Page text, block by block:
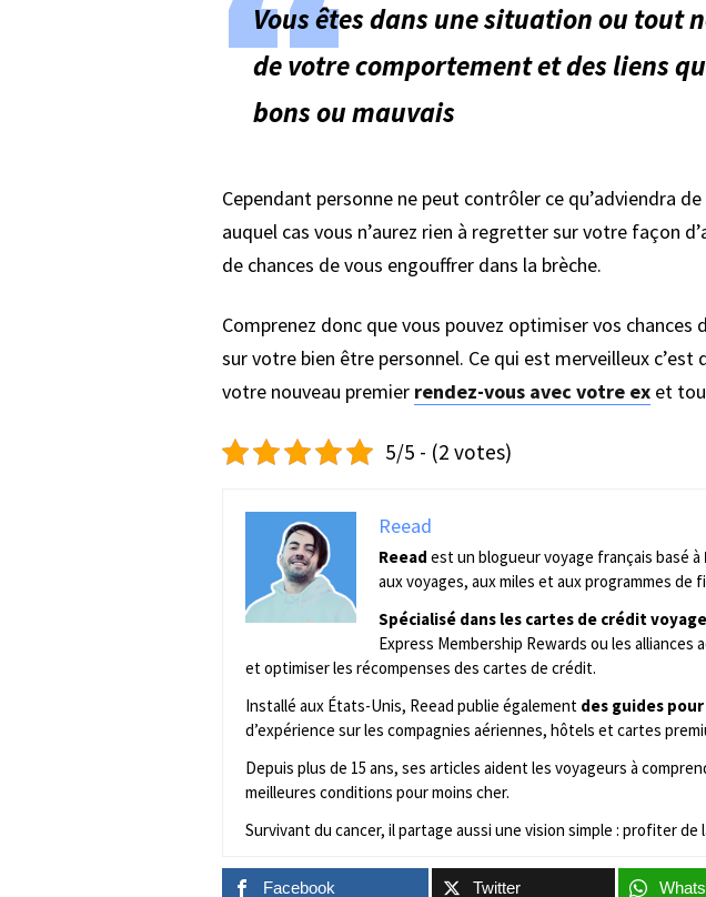
Vous êtes dans une situation ou tout
de votre comportement et des liens
bons ou mauvais
Cependant personne ne peut contrôler ce qu’adviendra
auquel cas vous n’aurez rien à regretter sur votre façon
de chances de vous engouffrer dans la brèche.
Comprenez donc que vous pouvez optimiser vos
sur votre bien être personnel. Ce qui est merveilleux c’est
votre nouveau premier rendez-vous avec votre exet
5/5 - (2 votes)
Reead
Reead est un blogueur voyage français basé à
aux voyages, aux miles et aux programmes de
Spécialisé dans les cartes de crédit voyage
Express Membership Rewards ou les
et optimiser les récompenses des cartes de crédit.
Installé aux États-Unis, Reead publie également des guides
d’expérience sur les compagnies aériennes, hôtels et cartes
Depuis plus de 15 ans, ses articles aident les voyageurs à
meilleures conditions pour moins cher.
Survivant du cancer, il partage aussi une vision simple : profiter
Facebook Twitter